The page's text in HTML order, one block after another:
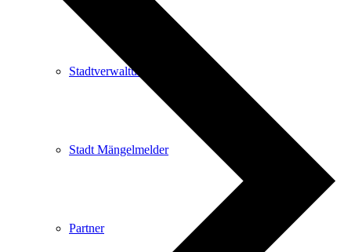
Stadtverwaltung
Stadt Mängelmelder
Partner